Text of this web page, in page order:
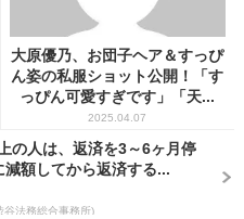
大原優乃、お団子ヘア＆すっぴ
ん姿の私服ショット公開！「す
っぴん可愛すぎです」「天...
2025.04.07
の人は、返済を3～6ヶ月停
減額してから返済する...
谷法務総合事務所)